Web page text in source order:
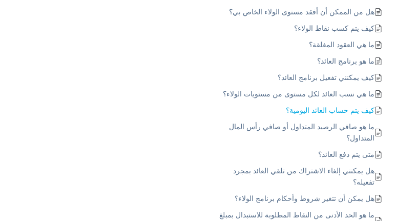
هل من الممكن أن أفقد مستوى الولاء الخاص بي؟
كيف يتم كسب نقاط الولاء؟
ما هي العقود المغلقة؟
ما هو برنامج العائد؟
كيف يمكنني تفعيل برنامج العائد؟
ما هي نسب العائد لكل مستوى من مستويات الولاء؟
كيف يتم حساب العائد اليومية؟
ما هو صافي الرصيد المتداول أو صافي رأس المال
المتداول؟
متى يتم دفع العائد؟
هل يمكنني إلغاء الاشتراك من تلقي العائد بمجرد
تفعيله؟
هل يمكن أن تتغير شروط وأحكام برنامج الولاء؟
ما هو الحد الأدنى من النقاط المطلوبة للاستبدال بمبلغ